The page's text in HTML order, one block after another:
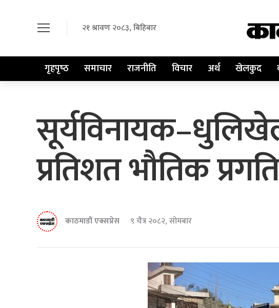
२१ श्रावण २०८३, बिहिबार
गृहपृष्‍ठ समाचार राजनीति विचार अर्थ खेलकुद
प्रतिशत भौतिक प्रगति
काठमाडौं एक्सप्रेस ९ चैत्र २०८२, सोमबार